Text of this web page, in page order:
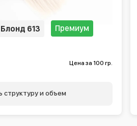
Блонд 613 Премиум
Цена за 100 гр.
структуру и объем